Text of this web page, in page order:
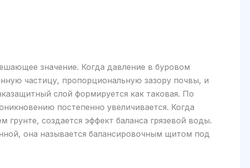
значение. Когда давление в буровом
частицу, пропорциональную зазору почвы, и
слой формируется как таковая. По
постепенно увеличивается. Когда
создается эффект баланса грязевой воды.
она называется балансировочным щитом под